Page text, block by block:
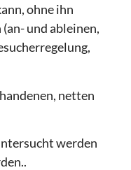
ohne ihn
und ableinen,
netten
werden